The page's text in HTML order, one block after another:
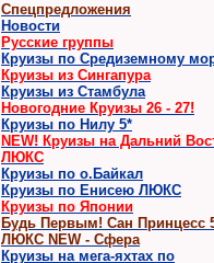
Спецпредложения
Новости
Русские группы
Круизы по Средиземному
Круизы из Сингапура
Круизы из Стамбула
Новогодние Круизы 26 - 27!
Круизы по Нилу 5*
NEW! Круизы на Дальний
ЛЮКС
Круизы по о.Байкал
Круизы по Енисею ЛЮКС
Круизы по Японии
Будь Первым! Сан Принцесс
ЛЮКС NEW - Сфера
Круизы на мега-яхтах по